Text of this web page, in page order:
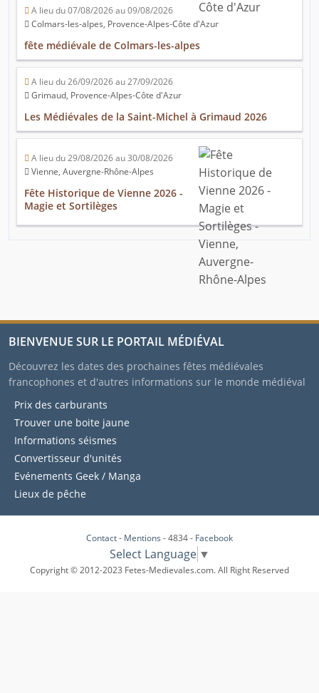
A lieu du 07/08/2026 au 09/08/2026
Colmars-les-alpes, Provence-Alpes-Côte d'Azur
fête médiévale de Colmars-les-alpes
A lieu du 26/09/2026 au 27/09/2026
Grimaud, Provence-Alpes-Côte d'Azur
Les Médiévales de la Saint-Michel à Grimaud 2026
A lieu du 29/08/2026 au 30/08/2026
Vienne, Auvergne-Rhône-Alpes
Fête Historique de Vienne 2026 -
Magie et Sortilèges
BIENVENUE SUR LE PORTAIL MÉDIÉVAL
Découvrez les dates des prochaines fêtes médiévales
francophones et d'autres informations sur le monde médiéval
Prix des carburants
Trouver une boite jaune
Informations séismes
Convertisseur d'unités
Evénements Geek / Manga
Lieux de pêche
Contact- Mentions - 4834 - Facebook
Select Language ▼
Copyright © 2012-2023 Fetes-Medievales.com. All Right Reserved